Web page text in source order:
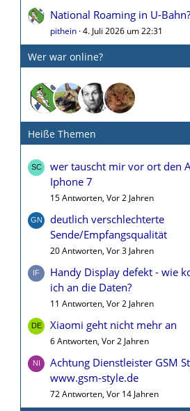
National Roaming in U-Bahn?
pithein 4. Juli 2026 um 22:31
Wer war online?
Heiße Themen
wer tauscht mir vor ort den
Iphone 7
15 Antworten, Vor 2 Jahren
deutlich verschlechterte
Sende/Empfangsqualität
20 Antworten, Vor 3 Jahren
Handy Display defekt - wie
ich an die Daten?
11 Antworten, Vor 2 Jahren
Xiaomi geht nicht mehr an
6 Antworten, Vor 2 Jahren
Achtung Dienstleister GSM
www.gsm-style.de
72 Antworten, Vor 14 Jahren